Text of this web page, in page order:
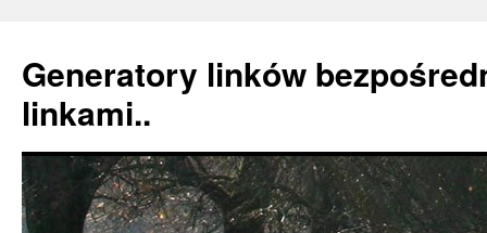
Generatory linków
linkami..